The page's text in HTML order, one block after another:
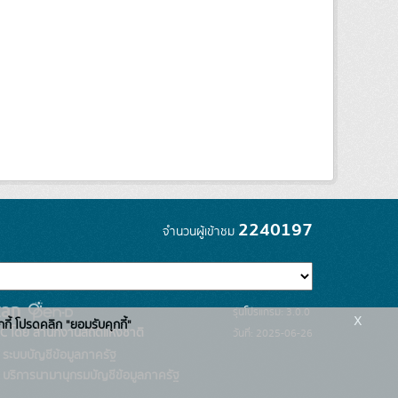
จำนวนผู้เข้าชม 2240197
โดย สำนักงานสถิติแห่งชาติ
รุ่นโปรแกรม: 3.0.0
วันที่: 2025-06-26
กี้ โปรดคลิก "ยอมรับคุกกี้" x